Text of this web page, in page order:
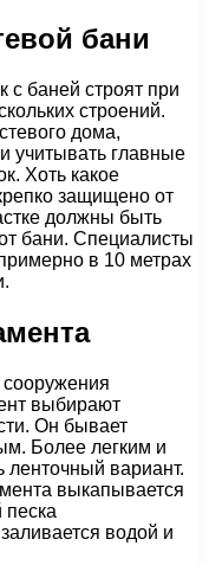
бани
с баней строят при
строений.
дома,
учитывать главные
Хоть какое
защищено от
должны быть
бани. Специалисты
в 10 метрах
сооружения
выбирают
Он бывает
Более легким и
вариант.
выкапывается
водой и